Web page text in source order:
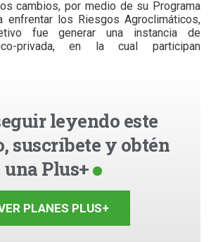
cambios, por medio de su Programa
enfrentar los Riesgos Agroclimáticos,
fue generar una instancia de
privada, en la cual participan
leyendo este
suscríbete y obtén
una Plus+
PLANES PLUS+